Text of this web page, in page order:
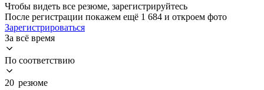
Чтобы видеть все резюме, зарегистрируйтесь
После регистрации покажем ещё 1 684 и откроем фото
Зарегистрироваться
За всё время
По соответствию
20 резюме